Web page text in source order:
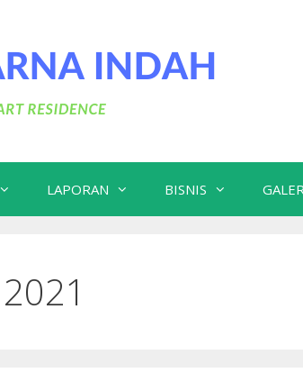
LAPORAN BISNIS